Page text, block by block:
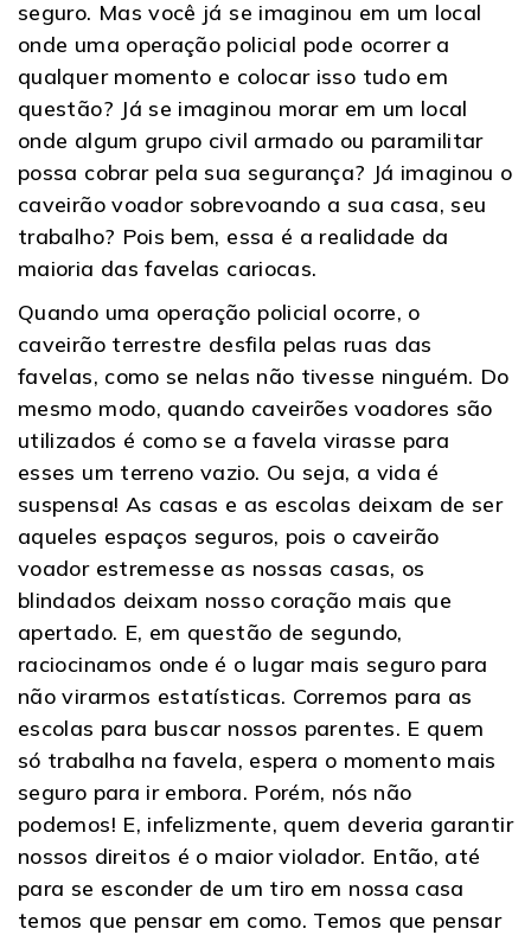
seguro. Mas você já se imaginou em um local
onde uma operação policial pode ocorrer a
qualquer momento e colocar isso tudo em
questão? Já se imaginou morar em um local
onde algum grupo civil armado ou paramilitar
possa cobrar pela sua segurança? Já imaginou o
caveirão voador sobrevoando a sua casa, seu
trabalho? Pois bem, essa é a realidade da
maioria das favelas cariocas.
Quando uma operação policial ocorre, o
caveirão terrestre desfila pelas ruas das
favelas, como se nelas não tivesse ninguém. Do
mesmo modo, quando caveirões voadores são
utilizados é como se a favela virasse para
esses um terreno vazio. Ou seja, a vida é
suspensa! As casas e as escolas deixam de ser
aqueles espaços seguros, pois o caveirão
voador estremesse as nossas casas, os
blindados deixam nosso coração mais que
apertado. E, em questão de segundo,
raciocinamos onde é o lugar mais seguro para
não virarmos estatísticas. Corremos para as
escolas para buscar nossos parentes. E quem
só trabalha na favela, espera o momento mais
seguro para ir embora. Porém, nós não
podemos! E, infelizmente, quem deveria garantir
nossos direitos é o maior violador. Então, até
para se esconder de um tiro em nossa casa
temos que pensar em como. Temos que pensar